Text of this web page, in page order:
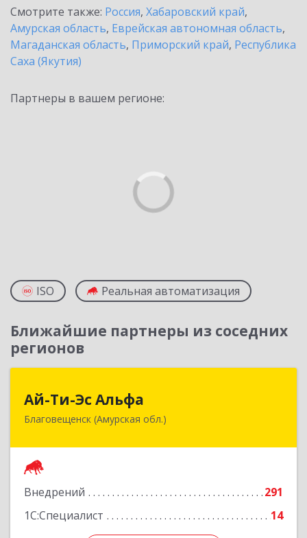
Смотрите также: Россия, Хабаровский край,
Амурская область, Еврейская автономная область,
Магаданская область, Приморский край, Республика
Саха (Якутия)
Партнеры в вашем регионе:
ISO Реальная автоматизация
Ближайшие партнеры из соседних
регионов
Ай-Ти-Эс Альфа
Благовещенск (Амурская обл.)
Внедрений
291
1С:Специалист
14
675000, Амурская обл, Благовещенск г, Зейская